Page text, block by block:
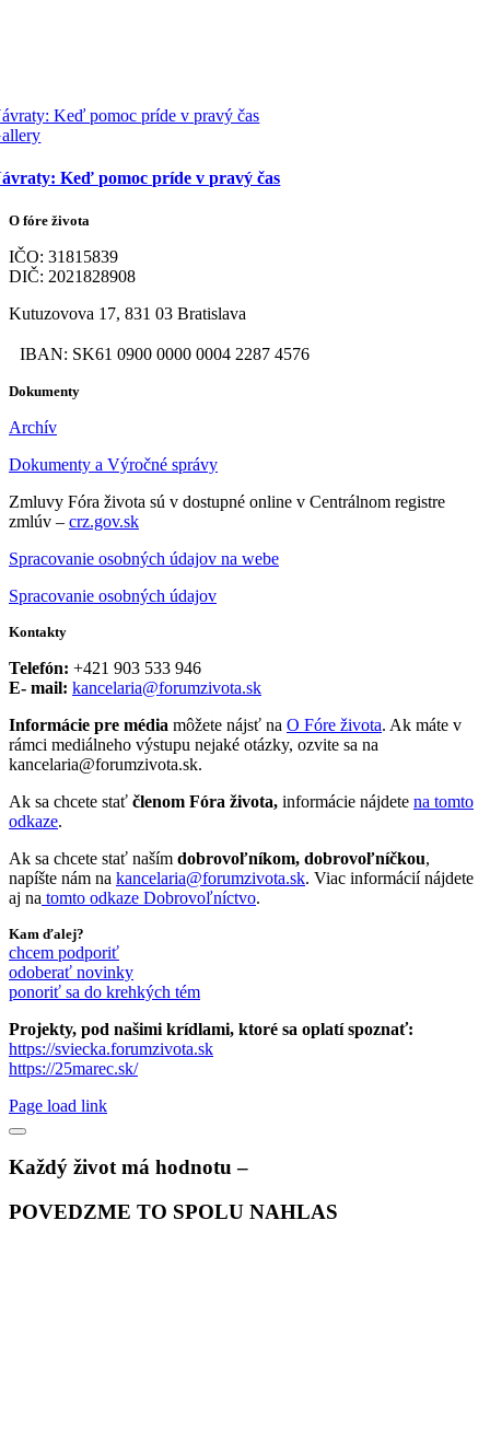
Keď pomoc príde v pravý čas
Keď pomoc príde v pravý čas
O fóre života
IČO: 31815839
DIČ: 2021828908
Kutuzovova 17, 831 03 Bratislava
IBAN: SK61 0900 0000 0004 2287 4576
Dokumenty
Archív
Dokumenty a Výročné správy
Zmluvy Fóra života sú v dostupné online v Centrálnom registre
zmlúv – crz.gov.sk
Spracovanie osobných údajov na webe
Spracovanie osobných údajov
Kontakty
Telefón: +421 903 533 946
E- mail: kancelaria@forumzivota.sk
Informácie pre média môžete nájsť na O Fóre života. Ak máte v
rámci mediálneho výstupu nejaké otázky, ozvite sa na
kancelaria@forumzivota.sk.
Ak sa chcete stať členom Fóra života, informácie nájdete na tomto
odkaze.
Ak sa chcete stať naším dobrovoľníkom, dobrovoľníčkou,
napíšte nám na kancelaria@forumzivota.sk. Viac informácií nájdete
aj na tomto odkaze Dobrovoľníctvo.
Kam ďalej?
chcem podporiť
odoberať novinky
ponoriť sa do krehkých tém
Projekty, pod našimi krídlami, ktoré sa oplatí spoznať:
https://sviecka.forumzivota.sk
https://25marec.sk/
Page load link
Každý život má hodnotu –
POVEDZME TO SPOLU NAHLAS